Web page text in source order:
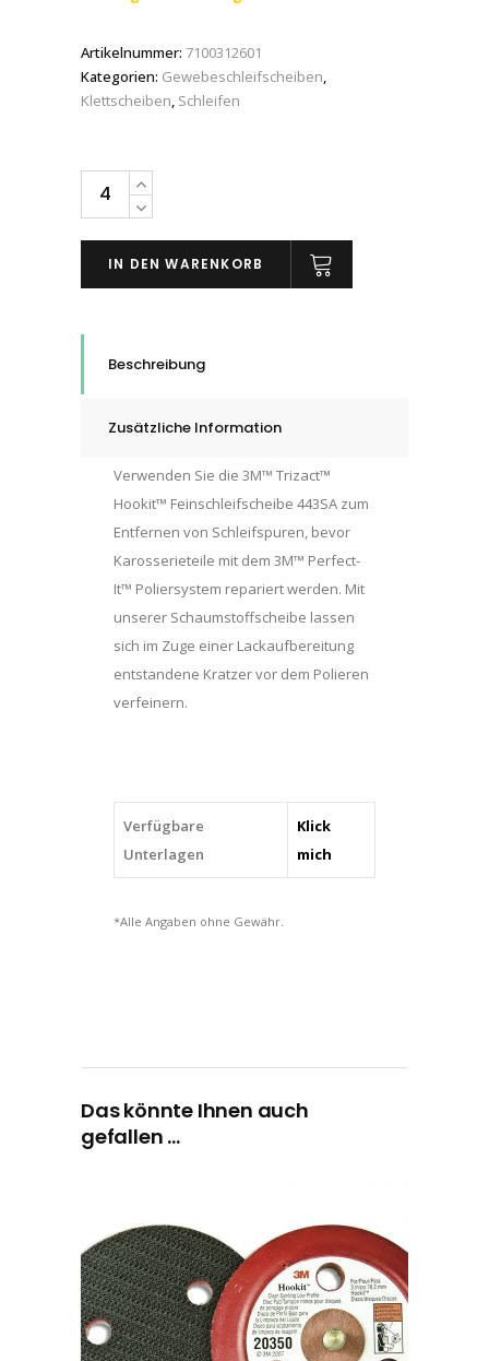
Artikelnummer: 7100312601
Kategorien: Gewebeschleifscheiben,
Klettscheiben, Schleifen
3M™
443SA
Kletthaftende
#02087,
quantity
IN DEN WARENKORB
Beschreibung
Zusätzliche Information
Verwenden Sie die 3M™ Trizact™
Hookit™ Feinschleifscheibe 443SA zum
Entfernen von Schleifspuren, bevor
Karosserieteile mit dem 3M™ Perfect-
It™ Poliersystem repariert werden. Mit
unserer Schaumstoffscheibe lassen
sich im Zuge einer Lackaufbereitung
entstandene Kratzer vor dem Polieren
verfeinern.
Verfügbare
Unterlagen
Klick
mich
*Alle Angaben ohne Gewähr.
Das könnte Ihnen auch
gefallen …